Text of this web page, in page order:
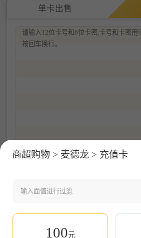
单卡出售
输入卡券数量为： 0
商超购物 > 麦德龙 > 充值卡
100元
提交成功